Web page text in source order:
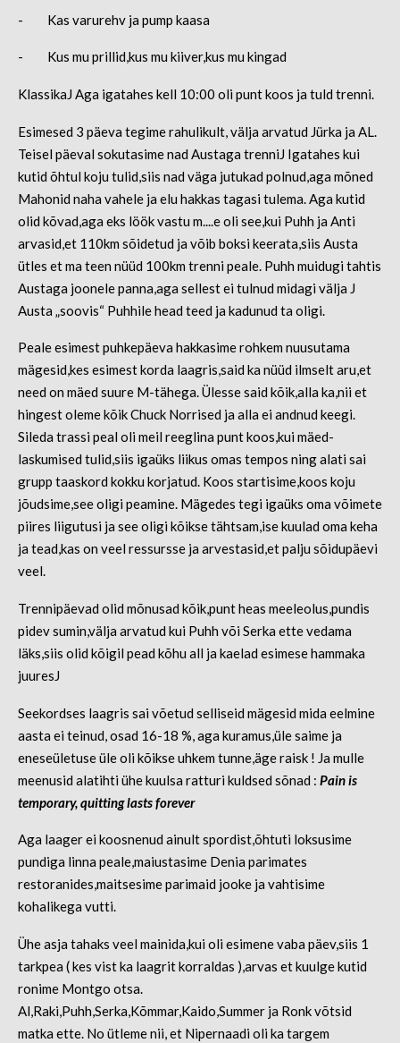
- Kas varurehv ja pump kaasa
- Kus mu prillid,kus mu kiiver,kus mu kingad
KlassikaJ Aga igatahes kell 10:00 oli punt koos ja tuld trenni.
Esimesed 3 päeva tegime rahulikult, välja arvatud Jürka ja AL.
Teisel päeval sokutasime nad Austaga trenniJ Igatahes kui
kutid õhtul koju tulid,siis nad väga jutukad polnud,aga mõned
Mahonid naha vahele ja elu hakkas tagasi tulema. Aga kutid
olid kõvad,aga eks löök vastu m....e oli see,kui Puhh ja Anti
arvasid,et 110km sõidetud ja võib boksi keerata,siis Austa
ütles et ma teen nüüd 100km trenni peale. Puhh muidugi tahtis
Austaga joonele panna,aga sellest ei tulnud midagi välja J
Austa „soovis“ Puhhile head teed ja kadunud ta oligi.
Peale esimest puhkepäeva hakkasime rohkem nuusutama
mägesid,kes esimest korda laagris,said ka nüüd ilmselt aru,et
need on mäed suure M-tähega. Ülesse said kõik,alla ka,nii et
hingest oleme kõik Chuck Norrised ja alla ei andnud keegi.
Sileda trassi peal oli meil reeglina punt koos,kui mäed-
laskumised tulid,siis igaüks liikus omas tempos ning alati sai
grupp taaskord kokku korjatud. Koos startisime,koos koju
jõudsime,see oligi peamine. Mägedes tegi igaüks oma võimete
piires liigutusi ja see oligi kõikse tähtsam,ise kuulad oma keha
ja tead,kas on veel ressursse ja arvestasid,et palju sõidupäevi
veel.
Trennipäevad olid mõnusad kõik,punt heas meeleolus,pundis
pidev sumin,välja arvatud kui Puhh või Serka ette vedama
läks,siis olid kõigil pead kõhu all ja kaelad esimese hammaka
juuresJ
Seekordses laagris sai võetud selliseid mägesid mida eelmine
aasta ei teinud, osad 16-18 %, aga kuramus,üle saime ja
eneseületuse üle oli kõikse uhkem tunne,äge raisk ! Ja mulle
meenusid alatihti ühe kuulsa ratturi kuldsed sõnad : Pain is
temporary, quitting lasts forever
Aga laager ei koosnenud ainult spordist,õhtuti loksusime
pundiga linna peale,maiustasime Denia parimates
restoranides,maitsesime parimaid jooke ja vahtisime
kohalikega vutti.
Ühe asja tahaks veel mainida,kui oli esimene vaba päev,siis 1
tarkpea ( kes vist ka laagrit korraldas ),arvas et kuulge kutid
ronime Montgo otsa.
Al,Raki,Puhh,Serka,Kõmmar,Kaido,Summer ja Ronk võtsid
matka ette. No ütleme nii, et Nipernaadi oli ka targem